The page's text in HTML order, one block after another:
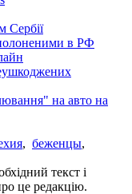
Сербії
в РФ
на авто на
, беженцы,
текст і
це редакцію.